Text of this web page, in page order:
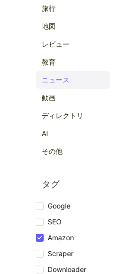
旅行
地図
レビュー
教育
ニュース
動画
ディレクトリ
AI
その他
タグ
Google
SEO
Amazon
Scraper
Downloader